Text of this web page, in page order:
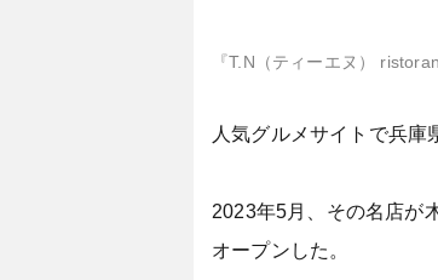
『T.N（ティーエヌ）
人気グルメサイトで兵庫
2023年5月、その名店が
オープンした。